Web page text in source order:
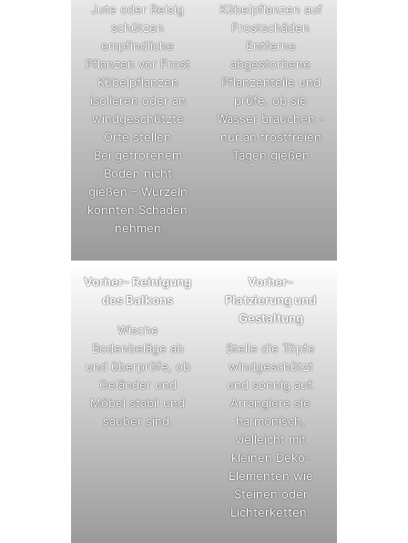
Jute oder Reisig
schützen
empfindliche
Pflanzen vor Frost
Kübelpflanzen
isolieren oder an
windgeschützte
Orte stellen
Bei gefrorenem
Boden nicht
gießen – Wurzeln
könnten Schaden
nehmen
Kübelpflanzen auf
Frostschäden
Entferne
abgestorbene
Pflanzenteile und
prüfe, ob sie
Wasser brauchen -
nur an frostfreien
Tagen gießen
Vorher– Reinigung
des Balkons
Wische
Bodenbeläge ab
und überprüfe, ob
Geländer und
Möbel stabil und
sauber sind.
Vorher–
Platzierung und
Gestaltung
Stelle die Töpfe
windgeschützt
und sonnig auf.
Arrangiere sie
harmonisch,
vielleicht mit
kleinen Deko-
Elementen wie
Steinen oder
Lichterketten.